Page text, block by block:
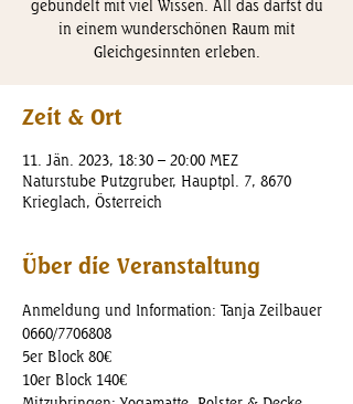
gebündelt mit viel Wissen. All das darfst du
in einem wunderschönen Raum mit
Gleichgesinnten erleben.
Zeit & Ort
11. Jän. 2023, 18:30 – 20:00 MEZ
Naturstube Putzgruber, Hauptpl. 7, 8670
Krieglach, Österreich
Über die Veranstaltung
Anmeldung und Information: Tanja Zeilbauer
0660/7706808
5er Block 80€
10er Block 140€